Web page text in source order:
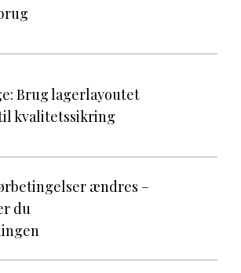
Brug lagerlayoutet
kvalitetssikring
ændres –
du